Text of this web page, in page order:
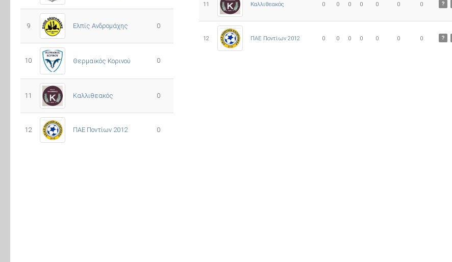
11 Καλλιθεακός 0 0 0 0 0 0 0 ?
12 ΠΑΕ Ποντίων 2012 0 0 0 0 0 0 0 ?
9 Ελπίς Ανδρομάχης 0
10 Θερμαϊκός Κορινού 0
11 Καλλιθεακός 0
12 ΠΑΕ Ποντίων 2012 0